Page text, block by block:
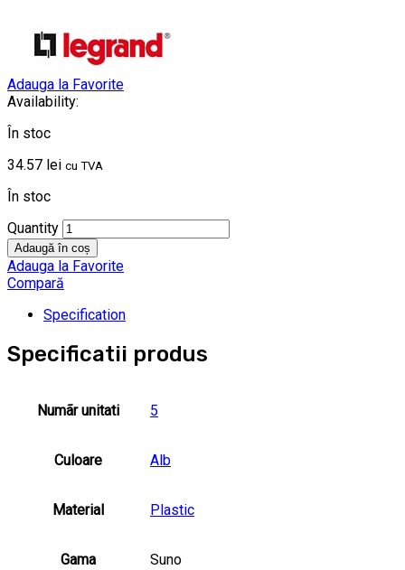
Adauga la Favorite
Availability:
În stoc
34.57 lei cu TVA
În stoc
Quantity
Adaugă în coș
Adauga la Favorite
Compară
Specification
Specificatii produs
Numãr unitati 5
Culoare Alb
Material Plastic
Gama Suno